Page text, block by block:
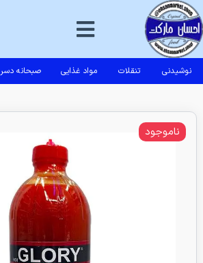
نوشیدنی تنقلات مواد غذایی صبحانه دسر
ناموجود